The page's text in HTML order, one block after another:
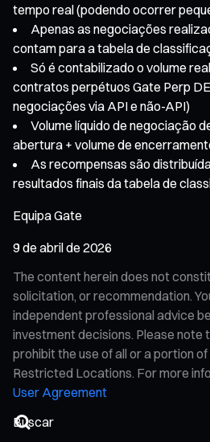
tempo real (podendo ocorrer
Apenas as negociações
contam para a tabela de
Só é contabilizado o volume
contratos perpétuos Gate Perp
negociações via API e não-API)
Volume líquido de negociação
abertura + volume de
As recompensas são
resultados finais da tabela de
Equipa Gate
9 de abril de 2026
The content herein does not
solicitation, or recommendation.
independent professional advice
investment decisions. Please
prohibit the use of all or a portion
Restricted Locations. For more
User Agreement